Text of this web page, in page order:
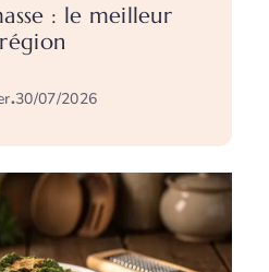
: le meilleur
.30/07/2026